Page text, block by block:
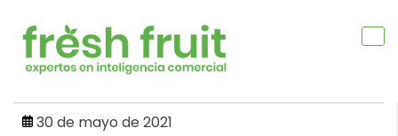
content
30 de mayo de 2021